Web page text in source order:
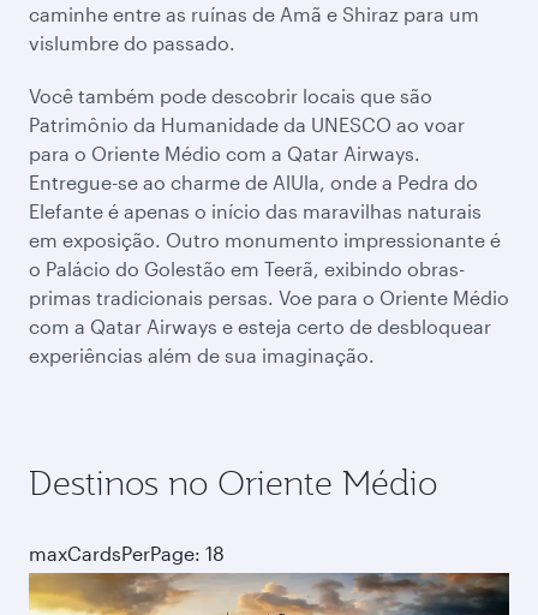
caminhe entre as ruínas de Amã e Shiraz para um
vislumbre do passado.
Você também pode descobrir locais que são
Patrimônio da Humanidade da UNESCO ao voar
para o Oriente Médio com a Qatar Airways.
Entregue-se ao charme de AlUla, onde a Pedra do
Elefante é apenas o início das maravilhas naturais
em exposição. Outro monumento impressionante é
o Palácio do Golestão em Teerã, exibindo obras-
primas tradicionais persas. Voe para o Oriente Médio
com a Qatar Airways e esteja certo de desbloquear
experiências além de sua imaginação.
Destinos no Oriente Médio
maxCardsPerPage: 18